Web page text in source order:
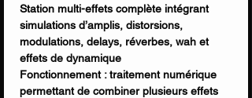
Station multi-effets complète intégrant
simulations d’amplis, distorsions,
modulations, delays, réverbes, wah et
effets de dynamique
Fonctionnement : traitement numérique
permettant de combiner plusieurs effets